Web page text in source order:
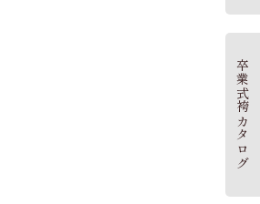
卒業式袴カタログ